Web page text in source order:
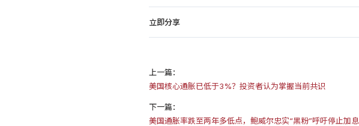
立即分享
上一篇：
美国核心通胀已低于3%？投资者认为掌握当前共识
下一篇：
美国通胀率跌至两年多低点，鲍威尔忠实“黑粉”呼吁停止加息